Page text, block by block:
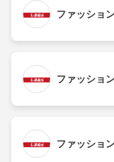
ファッショ
ファッショ
ファッショ